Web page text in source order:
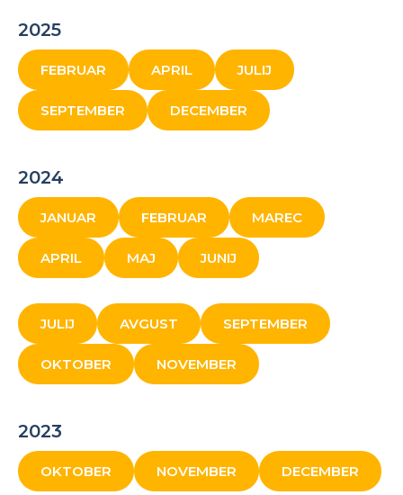
2025
FEBRUAR APRIL JULIJ
SEPTEMBER DECEMBER
2024
JANUAR FEBRUAR MAREC
APRIL MAJ JUNIJ
JULIJ AVGUST SEPTEMBER
OKTOBER NOVEMBER
2023
OKTOBER NOVEMBER DECEMBER